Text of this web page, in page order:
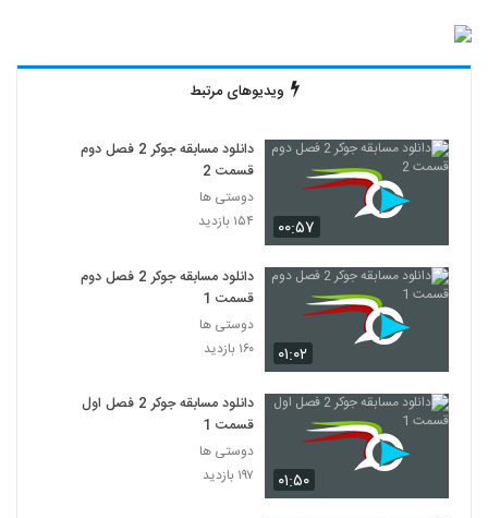
ویدیوهای مرتبط
۰۰:۵۷
دانلود مسابقه جوکر 2 فصل دوم
قسمت 2
دوستی ها
۱۵۴ بازدید
۰۱:۰۲
دانلود مسابقه جوکر 2 فصل دوم
قسمت 1
دوستی ها
۱۶۰ بازدید
۰۱:۵۰
دانلود مسابقه جوکر 2 فصل اول
قسمت 1
دوستی ها
۱۹۷ بازدید